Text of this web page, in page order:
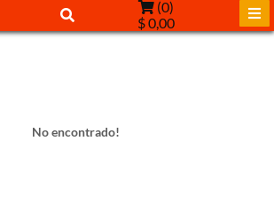
(0)
$ 0,00
No encontrado!